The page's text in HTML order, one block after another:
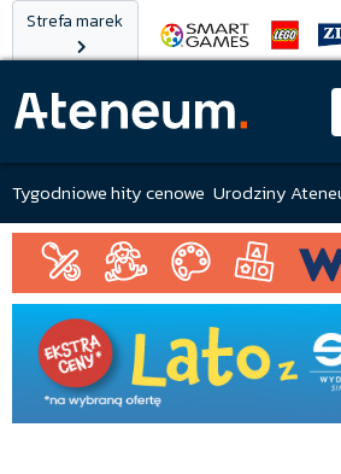
Strefa marek
Tygodniowe hity cenowe Urodziny